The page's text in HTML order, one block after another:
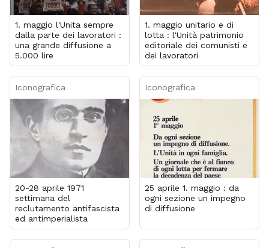
1. maggio l'Unita sempre
dalla parte dei lavoratori :
una grande diffusione a
5.000 lire
1. maggio unitario e di
lotta : l'Unità patrimonio
editoriale dei comunisti e
dei lavoratori
Iconografica
20-28 aprile 1971
settimana del
reclutamento antifascista
ed antimperialista
Iconografica
25 aprile 1. maggio : da
ogni sezione un impegno
di diffusione